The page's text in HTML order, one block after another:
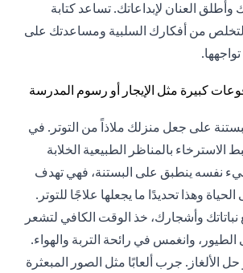
العنان لإبداعاتك. تساعد كتابة
من أفكارك السلبية ومساعدتك على
على جعل منزلك ملاذاً من التوتر. في
الاسترخاء بالمناظر الطبيعية الخلابة
نفسه ينطبق على البستنة، فهي تهدف
وهذا تحديدًا ما يجعلها علاجًا للتوتر.
وأشجارك، خذ الوقت الكافي لتشعر
الطيور، وانغمس في رائحة التربة والهواء.
حل الألغاز. جرب ألعابًا مثل الصور المبعثرة